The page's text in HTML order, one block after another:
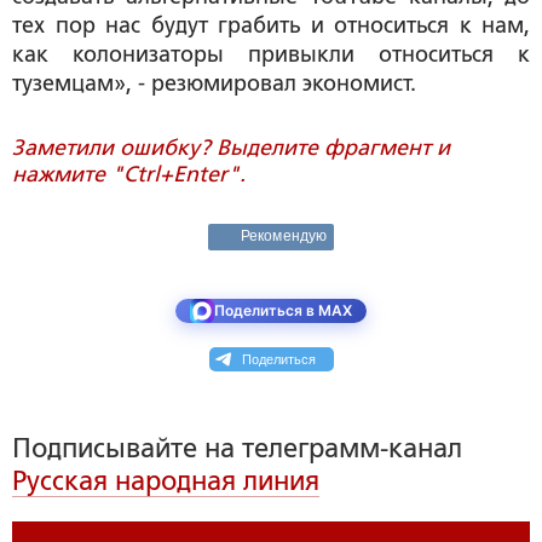
тех пор нас будут грабить и относиться к нам,
как колонизаторы привыкли относиться к
туземцам», - резюмировал экономист.
Заметили ошибку? Выделите фрагмент и
нажмите "Ctrl+Enter".
Рекомендую
Поделиться в MAX
Поделиться
Подписывайте на телеграмм-канал
Русская народная линия